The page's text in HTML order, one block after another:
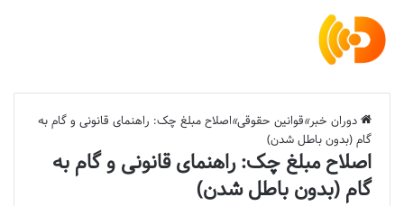
دوران خبر»قوانین حقوقی»اصلاح مبلغ چک: راهنمای قانونی و گام به
گام (بدون باطل شدن)
اصلاح مبلغ چک: راهنمای قانونی و گام به
گام (بدون باطل شدن)